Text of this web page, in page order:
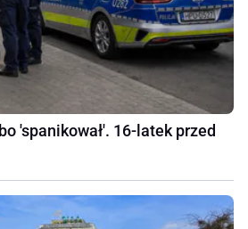
'spanikował'. 16-latek przed